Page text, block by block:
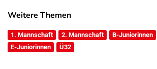
Weitere Themen
1. Mannschaft 2. Mannschaft B-Juniorinnen
E-Juniorinnen
Ü32